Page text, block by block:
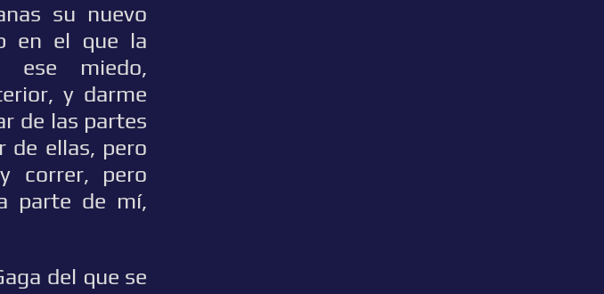
su nuevo
en el que la
ese miedo,
y darme
de las partes
de ellas, pero
correr, pero
parte de mí,
del que se